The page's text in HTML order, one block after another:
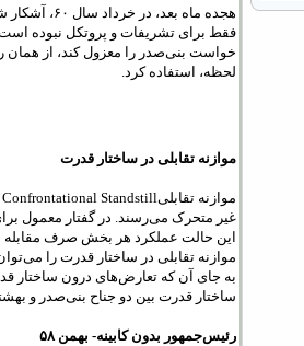
هجده ماه
فقط برای تشریفات و پروتکل نبوده
خواست بنی‌صدر را معزول کند، از همان
لحظه، استفاده کرد.
موازنه تقابلی در ساختار قدرت
این حالت عملکرد هر بخش صرف
موازنه تقابلی در ساختار قدرت را
به جای آن که تعارض‌های درون ساختار
ساختار قدرت بین دو جناح بنی‌صدر و
رئیس‌جمهور بدون کابینه- بهمن ۵۸